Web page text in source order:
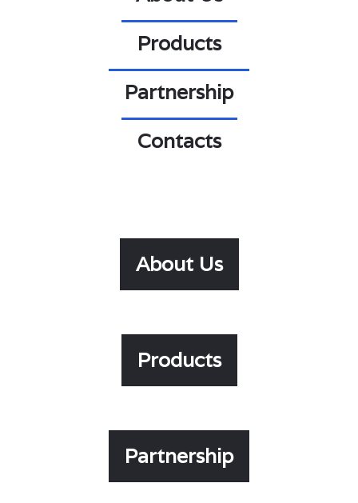
Products
Partnership
Contacts
About Us
About Us
Products
Products
Partnership
Partnership